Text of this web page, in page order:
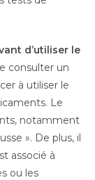
d’utiliser le
consulter un
à utiliser le
Le
notamment
». De plus, il
associé à
ou les